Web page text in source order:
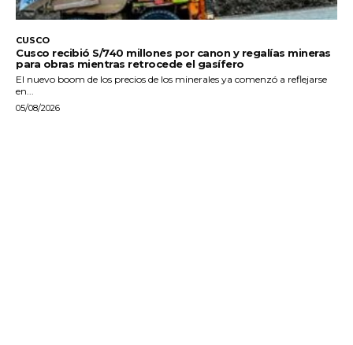
CUSCO
Cusco recibió S/740 millones por canon y regalías mineras
para obras mientras retrocede el gasífero
El nuevo boom de los precios de los minerales ya comenzó a reflejarse
en...
05/08/2026